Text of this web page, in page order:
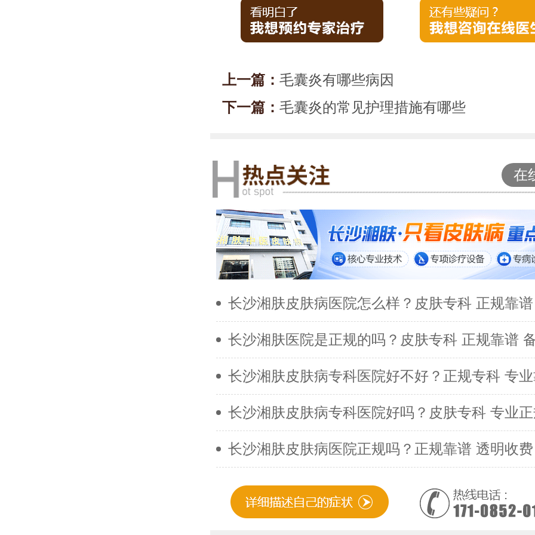
上一篇： 毛囊炎有哪些病因
下一篇： 毛囊炎的常见护理措施有哪些
在
长沙湘肤皮肤病医院怎么样？皮肤专科 正规靠
长沙湘肤医院是正规的吗？皮肤专科 正规靠谱
长沙湘肤皮肤病专科医院好不好？正规专科 专
长沙湘肤皮肤病专科医院好吗？皮肤专科 专业
长沙湘肤皮肤病医院正规吗？正规靠谱 透明收